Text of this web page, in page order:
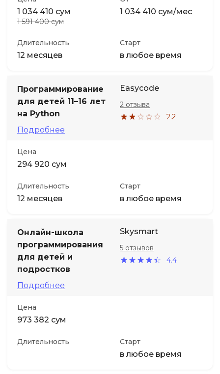
1 034 410 сум
1 591 400 сум
1 034 410 сум/мес
Длительность
12 месяцев
Старт
в любое время
Программирование
для детей 11–16 лет
на Python
Подробнее
Easycode
2.2
2 отзыва
Цена
294 920 сум
Длительность
12 месяцев
Старт
в любое время
Онлайн-школа
программирования
для детей и
подростков
Подробнее
Skysmart
4.4
5 отзывов
Цена
973 382 сум
Длительность Старт
в любое время